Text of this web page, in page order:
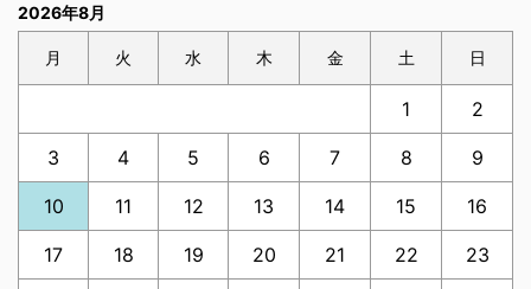
2026年8月
月 火 水 木 金 土 日
1 2
3 4 5 6 7 8 9
10 11 12 13 14 15 16
17 18 19 20 21 22 23